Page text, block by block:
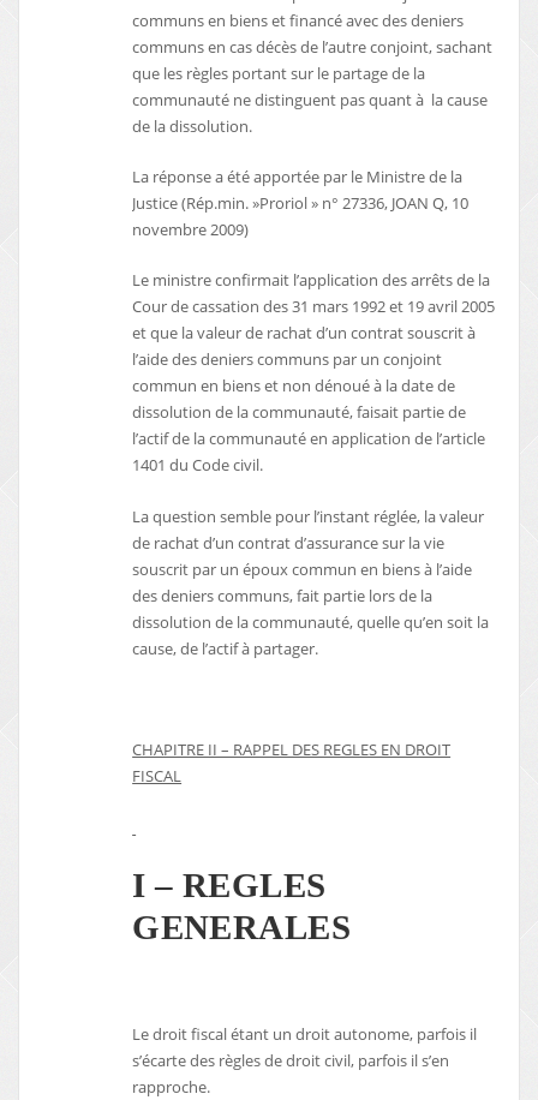
communs en biens et financé avec des deniers
communs en cas décès de l’autre conjoint, sachant
que les règles portant sur le partage de la
communauté ne distinguent pas quant à la cause
de la dissolution.
La réponse a été apportée par le Ministre de la
Justice (Rép.min. »Proriol » n° 27336, JOAN Q, 10
novembre 2009)
Le ministre confirmait l’application des arrêts de la
Cour de cassation des 31 mars 1992 et 19 avril 2005
et que la valeur de rachat d’un contrat souscrit à
l’aide des deniers communs par un conjoint
commun en biens et non dénoué à la date de
dissolution de la communauté, faisait partie de
l’actif de la communauté en application de l’article
1401 du Code civil.
La question semble pour l’instant réglée, la valeur
de rachat d’un contrat d’assurance sur la vie
souscrit par un époux commun en biens à l’aide
des deniers communs, fait partie lors de la
dissolution de la communauté, quelle qu’en soit la
cause, de l’actif à partager.
CHAPITRE II – RAPPEL DES REGLES EN DROIT
FISCAL
I – REGLES
GENERALES
Le droit fiscal étant un droit autonome, parfois il
s’écarte des règles de droit civil, parfois il s’en
rapproche.